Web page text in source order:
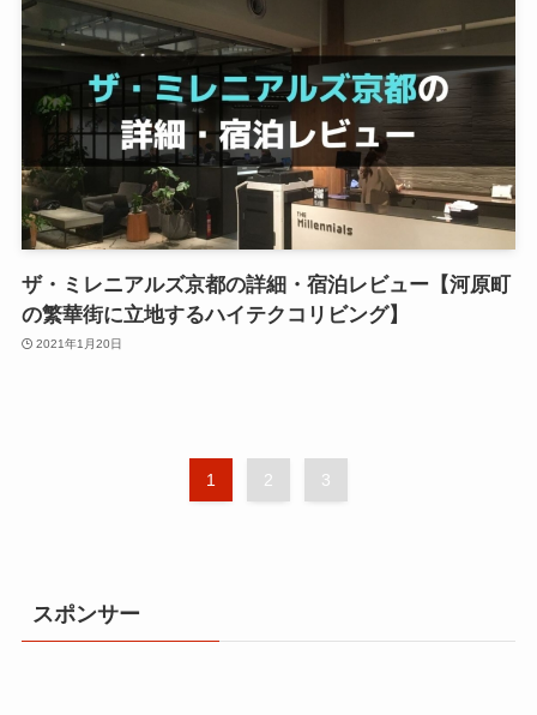
ザ・ミレニアルズ京都の詳細・宿泊レビュー【河原町
の繁華街に立地するハイテクコリビング】
2021年1月20日
1 2 3
スポンサー